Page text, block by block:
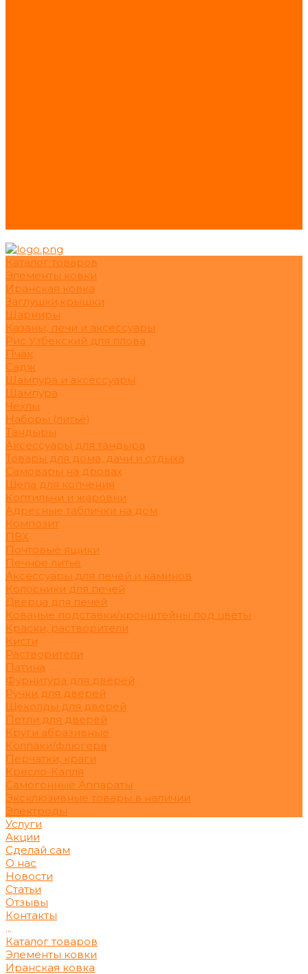
Каталог товаров
Элементы ковки
Иранская ковка
Заглушки,крышки
Шарниры
Казаны, печи и аксессуары
Рис Узбекский для плова
Пчак
Садж
Шампура и аксессуары
Шампура
Чехлы
Наборы (литьё)
Тандыры
Аксессуары для тандыра
Товары для дома, дачи и отдыха
Самовары на дровах
Щепа для копчения
Коптильни и жаровни
Адресные таблички на дом
Композит
ПВХ
Почтовые ящики
Печное литьё
Аксессуары для печей и каминов
Колосники для печей
Дверца для печей
Кованые подставки/кронштейны под цветы
Краски, растворители
Кисти
Растворители
Патина
Фурнитура для дверей
Ручки для дверей
Щеколды для дверей
Петли для дверей
Круги абразивные
Колпаки/флюгера
Перчатки, краги
Кресло-Капля
Самогонные Аппараты
Эксклюзивные товары в наличии
Электроды
Услуги
Акции
Сделай сам
О нас
Новости
Статьи
Отзывы
Контакты
...
Каталог товаров
Элементы ковки
Иранская ковка